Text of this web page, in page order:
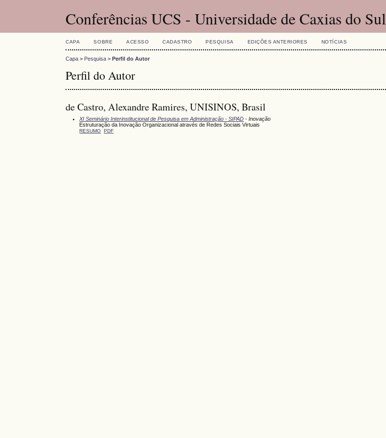
Conferências UCS - Universidade de Caxias do Sul
CAPA SOBRE ACESSO CADASTRO PESQUISA EDIÇÕES ANTERIORES NOTÍCIAS
Capa > Pesquisa >Perfil do Autor
Perfil do Autor
de Castro, Alexandre Ramires, UNISINOS, Brasil
XI Seminário Interinstitucional de Pesquisa em Administração - SIPAD - Inovação
Estruturação da Inovação Organizacional através de Redes Sociais Virtuais
RESUMO PDF